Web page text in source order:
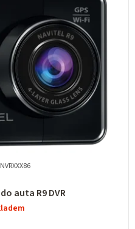
auta R9 DVR